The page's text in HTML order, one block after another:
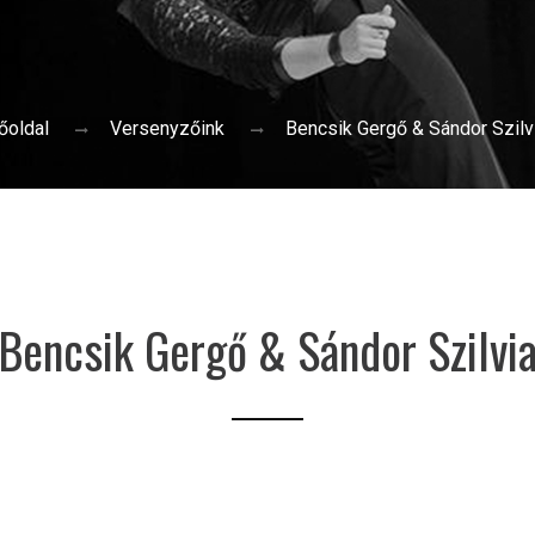
Versenyzőink Bencsik Gergő & Sándor
Gergő & Sándor